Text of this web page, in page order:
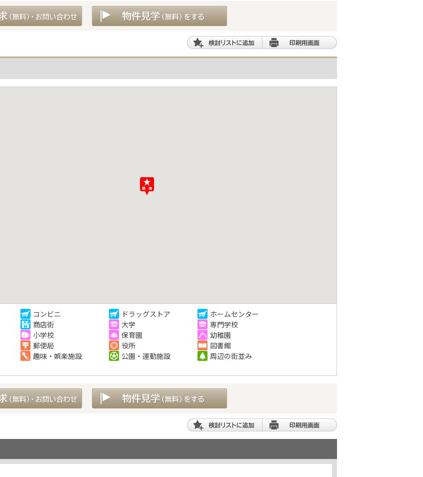
コンビニ ドラッグストア
ホームセンター
商店街 大学
専門学校
小学校 保育園
幼稚園
郵便局 役所
図書館
趣味・娯楽施設 公園・運動施設
周辺の街並み